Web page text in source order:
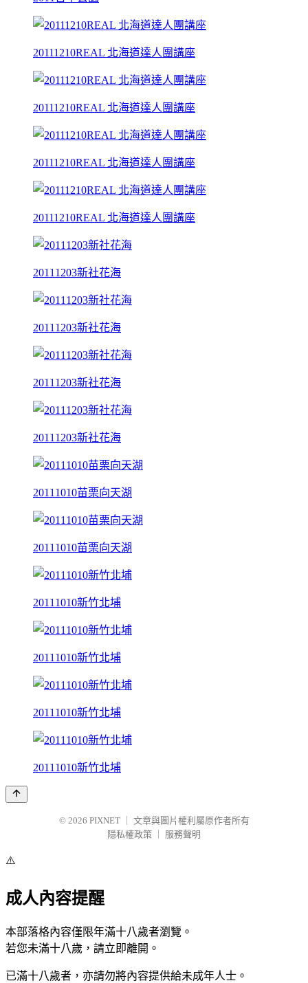
20111210REAL 北海道達人團講座
20111210REAL 北海道達人團講座
20111210REAL 北海道達人團講座
20111210REAL 北海道達人團講座
20111203新社花海
20111203新社花海
20111203新社花海
20111203新社花海
20111010苗栗向天湖
20111010苗栗向天湖
20111010新竹北埔
20111010新竹北埔
20111010新竹北埔
20111010新竹北埔
© 2026 PIXNET
文章與圖片權利屬原作者所有
隱私權政策
服務聲明
⚠️
成人內容提醒
本部落格內容僅限年滿十八歲者瀏覽。
若您未滿十八歲，請立即離開。
已滿十八歲者，亦請勿將內容提供給未成年人士。